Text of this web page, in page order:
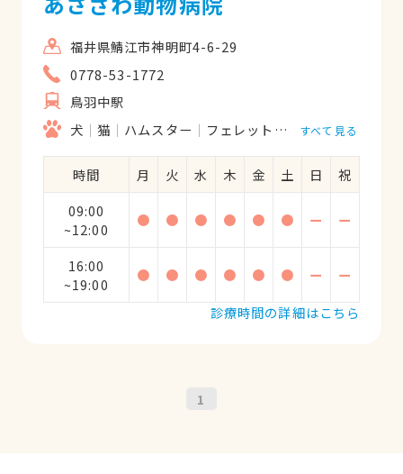
福井県鯖江市神明町4-6-29
0778-53-1772
鳥羽中駅
犬
猫 ハムスター フェレット うさぎ 鳥類
すべて見る
時間 月 火 水 木 金 土 日
祝
09:00
~12:00
● ● ● ● ● ● ー ー
16:00
~19:00
● ● ● ● ● ● ー
ー
診療時間の詳細はこちら
1